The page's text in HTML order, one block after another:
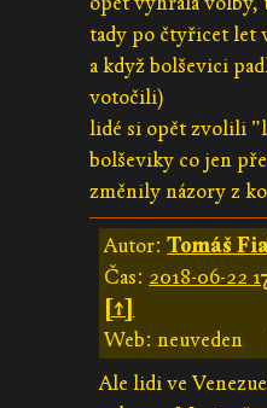
tady po čtyřicet let
a když bolševici
votočili)
lidé si opět zvolili
bolševiky co jen
změnily názory z
Autor:Tomáš
Čas: 2018-06-22
[↑]
Web: neuveden
Ale lidi ve